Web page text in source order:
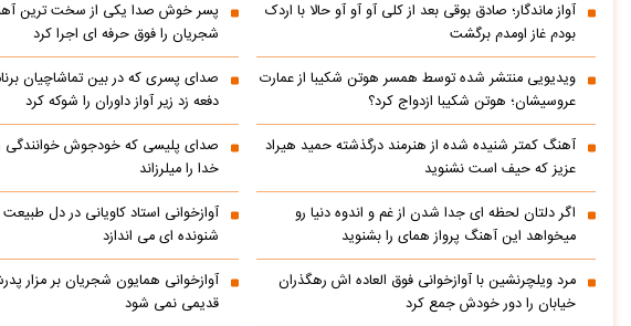
آواز ماندگار؛ صادق بوقی بعد از کلی آو آو آو حالا با اردک
بودم غاز اومدم برگشت
پسر خوش صدا یکی از سخت ترین
شجریان را فوق حرفه ای اجرا کرد
ویدیویی منتشر شده توسط همسر هوتن شکیبا از عمارت
عروسیشان؛ هوتن شکیبا ازدواج کرد؟
صدای پسری که در بین تماشاچیان
دفعه زد زیر آواز داوران را شوکه کرد
آهنگ کمتر شنیده شده از هنرمند درگذشته حمید هیراد
عزیز که حیف است نشنوید
صدای پلیسی که خودجوش خوانندگی
خدا را میلرزاند
اگر دلتان لحظه ای جدا شدن از غم و اندوه دنیا رو
میخواهد این آهنگ پرواز همای را بشنوید
آوازخوانی استاد کاویانی در دل
شنونده ای می اندازد
مرد ویلچرنشین با آوازخوانی فوق العاده اش رهگذران
خیابان را دور خودش جمع کرد
آوازخوانی همایون شجریان بر مزار
قدیمی نمی شود